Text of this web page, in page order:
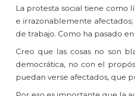
La protesta social tiene como
e irrazonablemente
de trabajo. Como ha pasado
Creo que las cosas no son
democrática, no con el
puedan verse afectados, que